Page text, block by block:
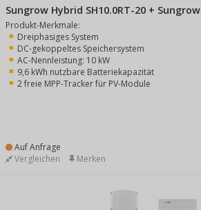
Sungrow Hybrid SH10.0RT-20 + Sungrow
Produkt-Merkmale:
Dreiphasiges System
DC-gekoppeltes Speichersystem
AC-Nennleistung: 10 kW
9,6 kWh nutzbare Batteriekapazität
2 freie MPP-Tracker für PV-Module
Auf Anfrage
Vergleichen Merken